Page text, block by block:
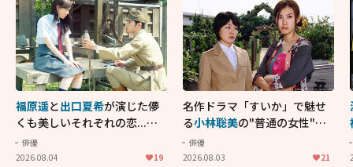
福原遥と出口夏希が演じた儚
くも美しいそれぞれの恋...生
きることの尊さを教えてくれ
た映画「あの花が咲く丘で、
俳優
2026.08.04
19
名作ドラマ「すいか」で魅せ
る小林聡美の"普通の女性"が
大人に刺さる...映画「かもめ
食堂」にも通じる静かな芝居
俳優
2026.08.03
21